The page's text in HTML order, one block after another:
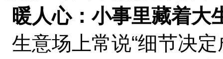
暖人心：小事里藏着大
生意场上常说“细节决